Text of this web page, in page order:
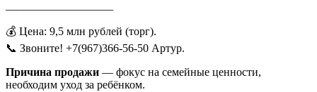
💰 Цена: 9,5 млн рублей (торг).
📞 Звоните! +7(967)366-56-50 Артур.
Причина продажи — фокус на семейные ценности,
необходим уход за ребёнком.